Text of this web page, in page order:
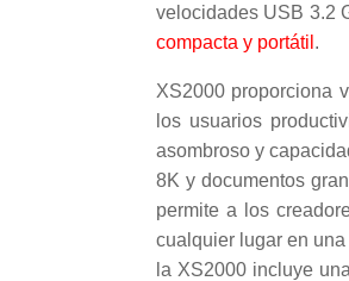
velocidades USB 3.2
compacta y portátil .
XS2000 proporciona
los usuarios
asombroso y
8K y documentos
permite a los
cualquier lugar en
la XS2000 incluye